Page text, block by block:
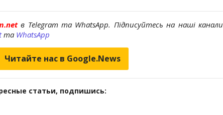
в Telegram та WhatsApp. Підписуйтесь на наші канали
та WhatsApp
Читайте нас в Google.News
статьи, подпишись: